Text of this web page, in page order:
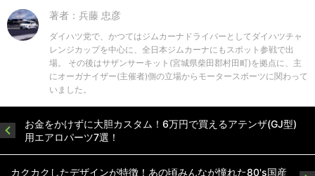
著者：兵藤 忠彦
ダイハツ党で、かつてはジムカーナドライバーとしてダイハツチャ
レンジカップを中心に、全日本ジムカーナにもスポット参戦で出
場。 その後はサザンサーキット(宮城県柴田郡村田町)を拠点に、主
にオーガナイザー(主催者)側の立場からモータースポーツに関わって
いました。
お金をかけずに大胆カスタム！6万円で買えるアテンザ(GJ型)
用エアロパーツ7選！
カクカクしたデザインが特徴！あの頃みんなが憧れた80's国産